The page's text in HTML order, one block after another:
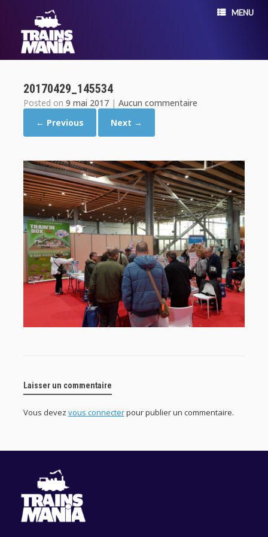
MENU
20170429_145534
Posted on 9 mai 2017| Aucun commentaire
← Previous
Next →
Laisser un commentaire
Vous devez vous connecterpour publier un commentaire.